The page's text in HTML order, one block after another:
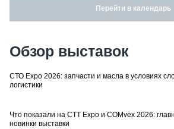
Перейти в календарь
Обзор выставок
СТО Expo 2026: запчасти и масла в условиях
логистики
Что показали на CTT Expo и COMvex 2026:
новинки выставки